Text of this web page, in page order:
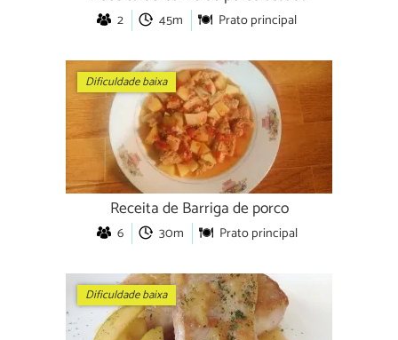
2 45m Prato principal
Dificuldade baixa
Receita de Barriga de porco
6 30m Prato principal
Dificuldade baixa